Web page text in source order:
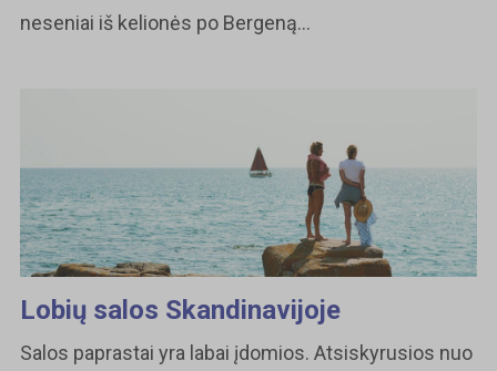
neseniai iš kelionės po Bergeną...
Lobių salos Skandinavijoje
Salos paprastai yra labai įdomios. Atsiskyrusios nuo